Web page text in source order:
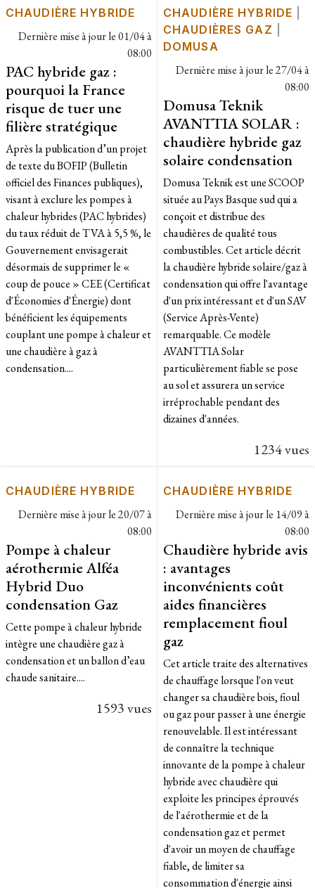
CHAUDIÈRE HYBRIDE
Dernière mise à jour le01/04 à
08:00
PAC hybride gaz :
pourquoi la France
risque de tuer une
filière stratégique
Après la publication d’un projet
de texte du BOFIP (Bulletin
officiel des Finances publiques),
visant à exclure les pompes à
chaleur hybrides (PAC hybrides)
du taux réduit de TVA à 5,5 %, le
Gouvernement envisagerait
désormais de supprimer le «
coup de pouce » CEE (Certificat
d'Économies d'Énergie) dont
bénéficient les équipements
couplant une pompe à chaleur et
une chaudière à gaz à
condensation....
CHAUDIÈRE HYBRIDE
CHAUDIÈRES GAZ
DOMUSA
Dernière mise à jour le27/04 à
08:00
Domusa Teknik
AVANTTIA SOLAR :
chaudière hybride gaz
solaire condensation
Domusa Teknik est une SCOOP
située au Pays Basque sud qui a
conçoit et distribue des
chaudières de qualité tous
combustibles. Cet article décrit
la chaudière hybride solaire/gaz à
condensation qui offre l'avantage
d'un prix intéressant et d'un SAV
(Service Après-Vente)
remarquable. Ce modèle
AVANTTIA Solar
particulièrement fiable se pose
au sol et assurera un service
irréprochable pendant des
dizaines d'années.
1234 vues
CHAUDIÈRE HYBRIDE
Dernière mise à jour le20/07 à
08:00
Pompe à chaleur
aérothermie Alféa
Hybrid Duo
condensation Gaz
Cette pompe à chaleur hybride
intègre une chaudière gaz à
condensation et un ballon d’eau
chaude sanitaire....
1593 vues
CHAUDIÈRE HYBRIDE
Dernière mise à jour le 14/09 à
08:00
Chaudière hybride avis
: avantages
inconvénients coût
aides financières
remplacement fioul
gaz
Cet article traite des alternatives
de chauffage lorsque l'on veut
changer sa chaudière bois, fioul
ou gaz pour passer à une énergie
renouvelable. Il est intéressant
de connaître la technique
innovante de la pompe à chaleur
hybride avec chaudière qui
exploite les principes éprouvés
de l'aérothermie et de la
condensation gaz et permet
d'avoir un moyen de chauffage
fiable, de limiter sa
consommation d'énergie ainsi